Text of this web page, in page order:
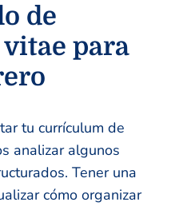
de
para
tu currículum de
analizar algunos
Tener una
cómo organizar